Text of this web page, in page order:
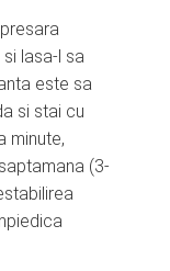
lasa-l sa
este sa
si stai cu
minute,
(3-